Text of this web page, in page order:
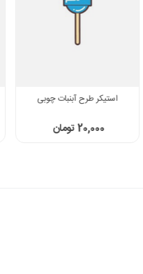
استیکر طرح آبنبات چوبی
20,000 تومان